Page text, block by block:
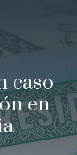
caso
en